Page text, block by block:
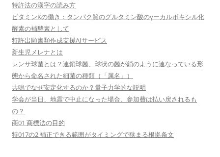
特許法の漢字の読み方
ビタミンKの働き：タンパク質のグルタミン酸のγーカルボキシル化
酵素の補酵素として
特許出願書類作成支援AIサービス
新生児メレナとは
レンサ球菌とは？連鎖球菌、球状の菌が鎖のように連なっている形
態から命名された細菌の種類（「属名」）
共鳴でなぜ安定化するのか？量子力学的な説明
学会が当日、地震で中止になった場合、参加費は払い戻されるも
の？
商01 商標法の目的
特017の2 補正できる範囲がタイミングで狭まる根拠条文